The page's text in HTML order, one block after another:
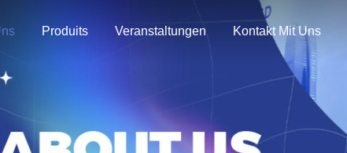
Produits Veranstaltungen Kontakt Mit Uns